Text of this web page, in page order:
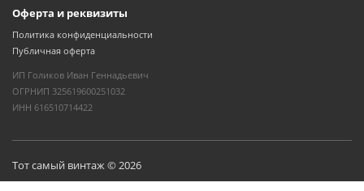
Оферта и реквизиты
Политика конфиденциальности
Публичная оферта
ИП Голиков Иван Геннадьевич
ОГРНИП 325619600251032
ИНН 616510714422
Тот самый винтаж © 2026